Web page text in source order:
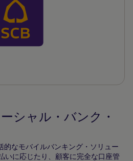
シャル・バンク・
的なモバイルバンキング・ソリュー
いに応じたり、顧客に完全な口座管